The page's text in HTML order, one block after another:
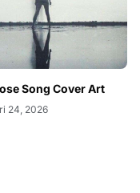
Song Cover Art
24, 2026